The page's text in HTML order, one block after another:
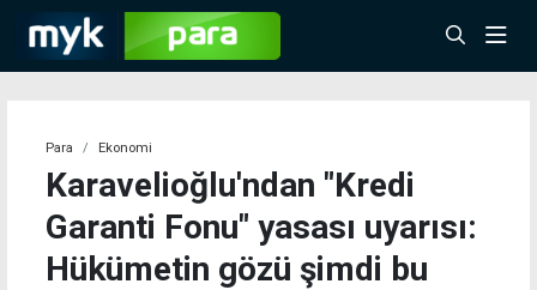
Para Ekonomi
Karavelioğlu'ndan "Kredi
Garanti Fonu" yasası uyarısı:
Hükümetin gözü şimdi bu